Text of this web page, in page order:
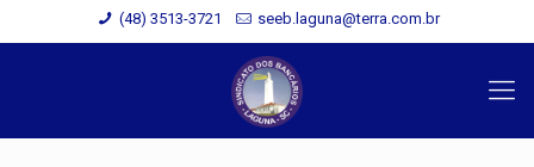
(48) 3513-3721 seeb.laguna@terra.com.br